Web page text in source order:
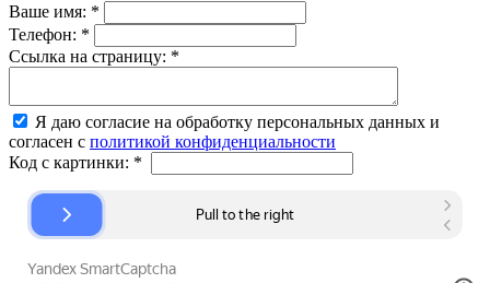
Ваше имя: *
Телефон: *
Ссылка на страницу: *
Я даю согласие на обработку персональных данных и
согласен с политикой конфиденциальности
Код с картинки: *